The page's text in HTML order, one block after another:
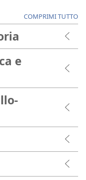
COMPRIMI TUTTO
e